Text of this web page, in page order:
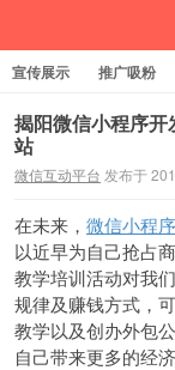
宣传展示 推广吸粉
电商交易
关于 行
抖音潮图
揭阳微信小程序
站
微信互动平台 发布于
在未来， 微信小程序
以近早为自己抢占
教学培训活动对我
规律及赚钱方式，
教学以及创办外包
自己带来更多的经济